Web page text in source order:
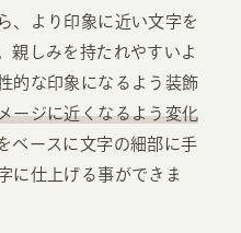
、より印象に近い文字を
親しみを持たれやすいよ
的な印象になるよう装飾
ージに近くなるよう変化
ベースに文字の細部に手
に仕上げる事ができま